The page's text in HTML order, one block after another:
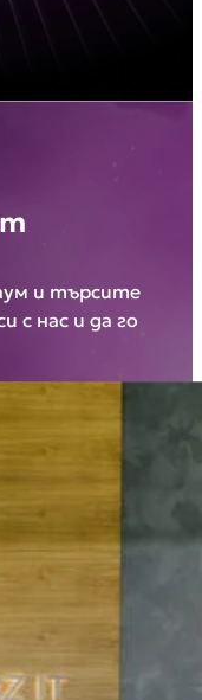
и търсите
с нас и да го